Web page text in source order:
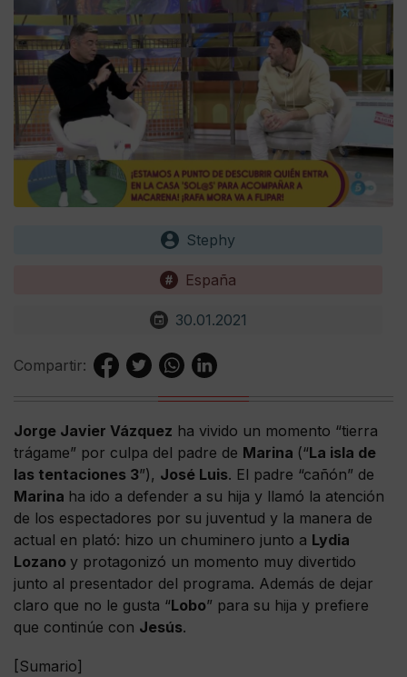
Stephy
España
30.01.2021
Compartir:
Jorge Javier Vázquez ha vivido un momento “tierra
trágame” por culpa del padre de Marina (“La isla de
las tentaciones 3”), José Luis. El padre “cañón” de
Marina ha ido a defender a su hija y llamó la atención
de los espectadores por su juventud y la manera de
actual en plató: hizo un chuminero junto a Lydia
Lozano y protagonizó un momento muy divertido
junto al presentador del programa. Además de dejar
claro que no le gusta “Lobo” para su hija y prefiere
que continúe con Jesús.
[Sumario]